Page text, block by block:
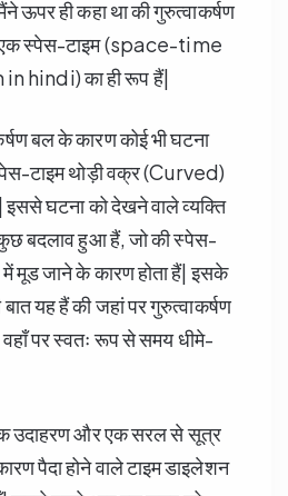
ऊपर ही कहा था की गुरुत्वाकर्षण
स्पेस-टाइम (space-time
hindi) का ही रूप हैं|
बल के कारण कोई भी घटना
टाइम थोड़ी वक्र (Curved)
घटना को देखने वाले व्यक्ति
बदलाव हुआ हैं, जो की स्पेस-
मूड जाने के कारण होता हैं| इसके
यह हैं की जहां पर गुरुत्वाकर्षण
वहाँ पर स्वतः रूप से समय धीमे-
उदाहरण और एक सरल से सूत्र
पैदा होने वाले टाइम डाइलेशन